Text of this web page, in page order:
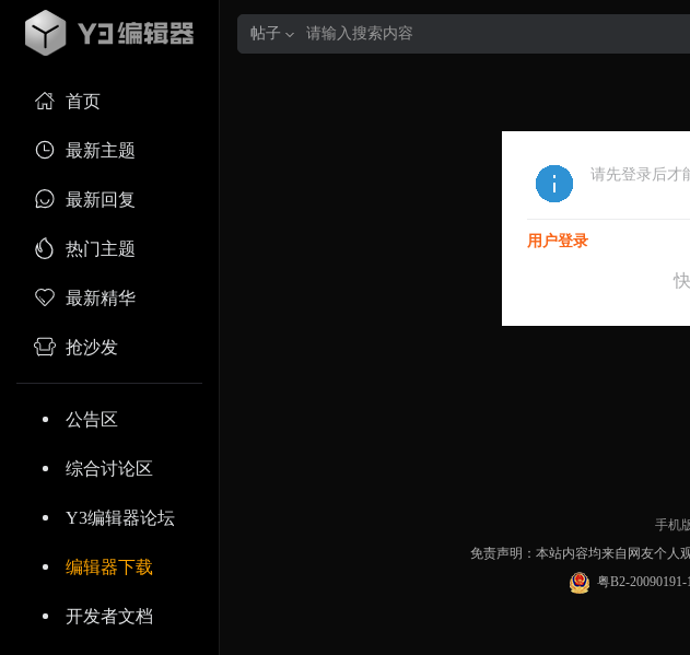
首页
最新主题
最新回复
热门主题
最新精华
抢沙发
公告区
综合讨论区
Y3编辑器论坛
编辑器下载
开发者文档
帖子
请先登录后才
用户登录
手机
免责声明：本站内容均来自网友个人
粤B2-20090191-